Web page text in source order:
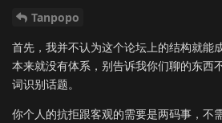
Tanpopo
首先，我并不认为这个论坛上的结构就能
本来就没有体系，别告诉我你们聊的东西
词识别话题。
你个人的抗拒跟客观的需要是两码事，不